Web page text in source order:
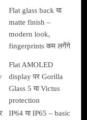
Flat glass back या
matte finish –
modern look,
fingerprints कम लगेंगे
Flat AMOLED
display पर Gorilla
Glass 5 या Victus
protection
IP64 या IP65 – basic